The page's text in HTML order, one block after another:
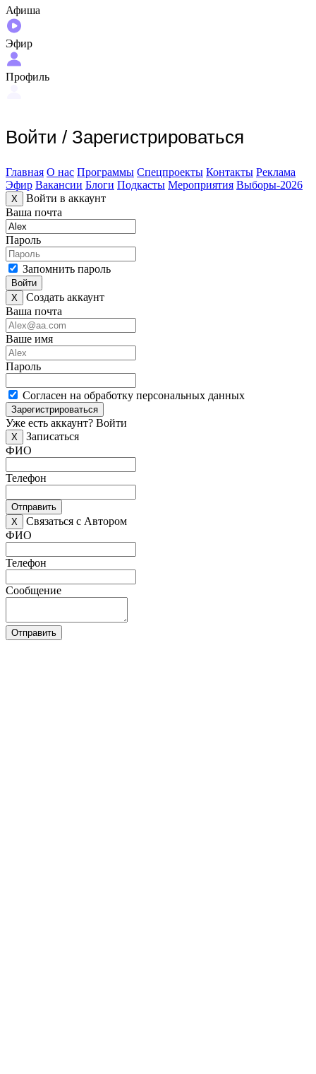
Афиша
Эфир
Профиль
Войти / Зарегистрироваться
Главная О нас Программы Спецпроекты Контакты Реклама
Эфир Вакансии Блоги Подкасты Мероприятия Выборы-2026
X
Войти в аккаунт
Ваша почта
Пароль
Запомнить пароль
Войти
X
Создать аккаунт
Ваша почта
Ваше имя
Пароль
Согласен на обработку персональных данных
Зарегистрироваться
Уже есть аккаунт? Войти
X
Записаться
ФИО
Телефон
Отправить
X
Связаться с Автором
ФИО
Телефон
Сообщение
Отправить